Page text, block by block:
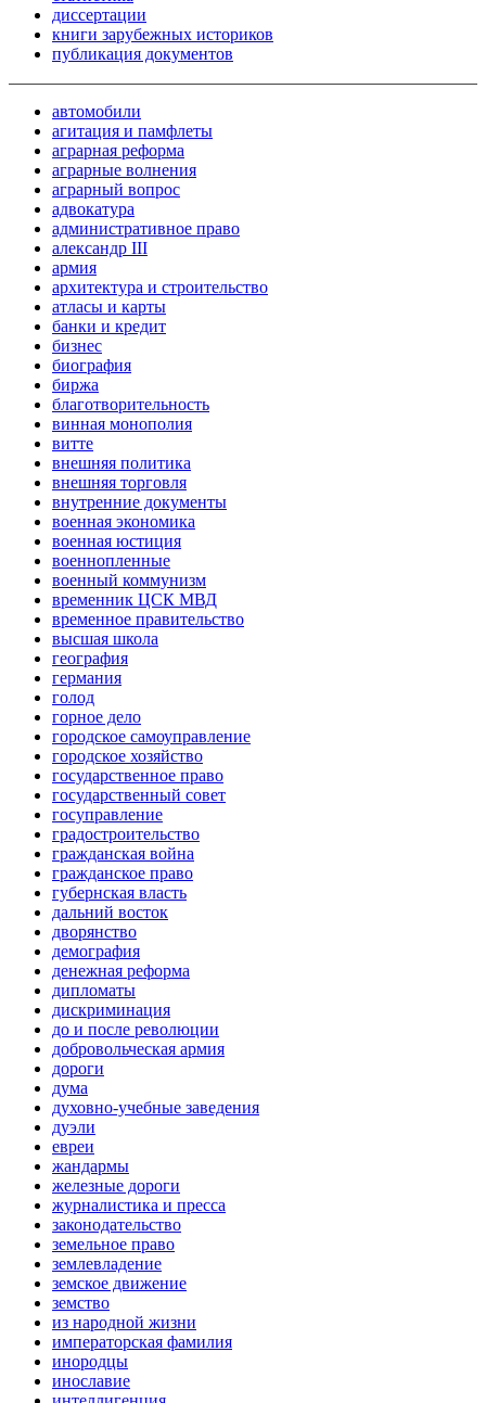
диссертации
книги зарубежных историков
публикация документов
автомобили
агитация и памфлеты
аграрная реформа
аграрные волнения
аграрный вопрос
адвокатура
административное право
александр III
армия
архитектура и строительство
атласы и карты
банки и кредит
бизнес
биография
биржа
благотворительность
винная монополия
витте
внешняя политика
внешняя торговля
внутренние документы
военная экономика
военная юстиция
военнопленные
военный коммунизм
временник ЦСК МВД
временное правительство
высшая школа
география
германия
голод
горное дело
городское самоуправление
городское хозяйство
государственное право
государственный совет
госуправление
градостроительство
гражданская война
гражданское право
губернская власть
дальний восток
дворянство
демография
денежная реформа
дипломаты
дискриминация
до и после революции
добровольческая армия
дороги
дума
духовно-учебные заведения
дуэли
евреи
жандармы
железные дороги
журналистика и пресса
законодательство
земельное право
землевладение
земское движение
земство
из народной жизни
императорская фамилия
инородцы
инославие